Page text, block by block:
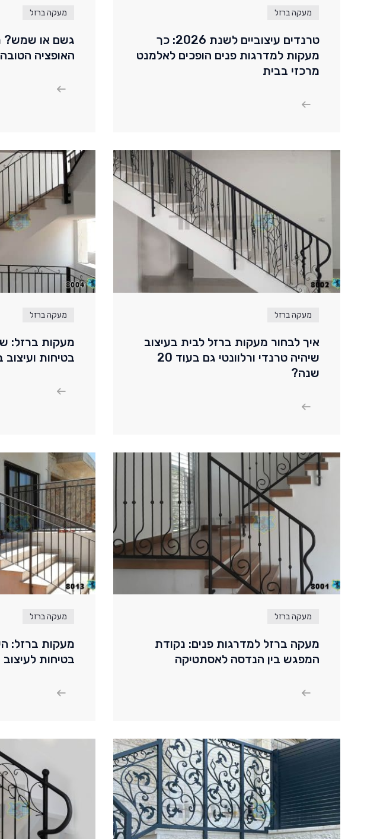
מעקה ברזל
טרנדים עיצוביים לשנת 2026: כך
מעקות למדרגות פנים הופכים לאלמנט
מרכזי בבית
מעקה ברזל
גשם או שמש?
האופציה
מעקה ברזל
איך לבחור מעקות ברזל לבית בעיצוב
שיהיה טרנדי ורלוונטי גם בעוד 20
שנה?
מעקה ברזל
מעקות ברזל:
בטיחות
מעקה ברזל
מעקה ברזל למדרגות פנים: נקודת
המפגש בין הנדסה לאסתטיקה
מעקה ברזל
מעקות ברזל:
בטיחות